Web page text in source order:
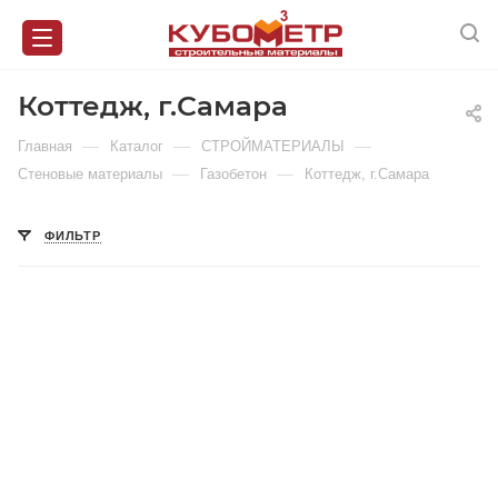
Коттедж, г.Самара
Главная — Каталог — СТРОЙМАТЕРИАЛЫ —
Стеновые материалы — Газобетон — Коттедж, г.Самара
ФИЛЬТР